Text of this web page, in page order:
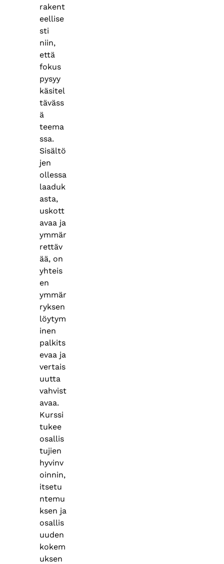
rakent
eellise
sti
niin,
että
fokus
pysyy
käsitel
täväss
ä
teema
ssa.
Sisältö
jen
ollessa
laaduk
asta,
uskott
avaa ja
ymmär
rettäv
ää, on
yhteis
en
ymmär
ryksen
löytym
inen
palkits
evaa ja
vertais
uutta
vahvist
avaa.
Kurssi
tukee
osallis
tujien
hyvinv
oinnin,
itsetu
ntemu
ksen ja
osallis
uuden
kokem
uksen